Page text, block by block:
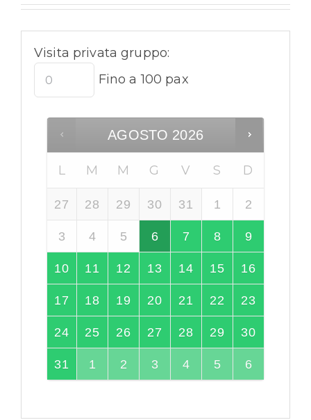
Visita privata gruppo:
Fino a 100 pax
AGOSTO 2026
L M M G V S D
27 28 29 30 31 1 2
3 4 5 6 7 8 9
10 11 12 13 14 15 16
17 18 19 20 21 22 23
24 25 26 27 28 29 30
31 1 2 3 4 5 6